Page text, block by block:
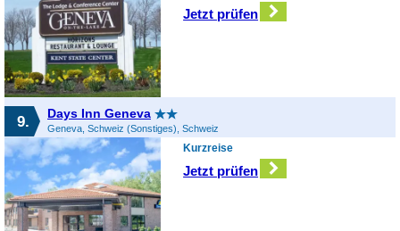
Jetzt prüfen
9. Days Inn Geneva
Geneva, Schweiz (Sonstiges), Schweiz
Kurzreise
Jetzt prüfen